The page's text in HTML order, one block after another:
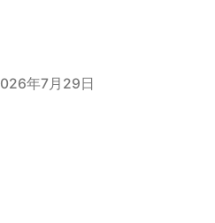
年7月29日